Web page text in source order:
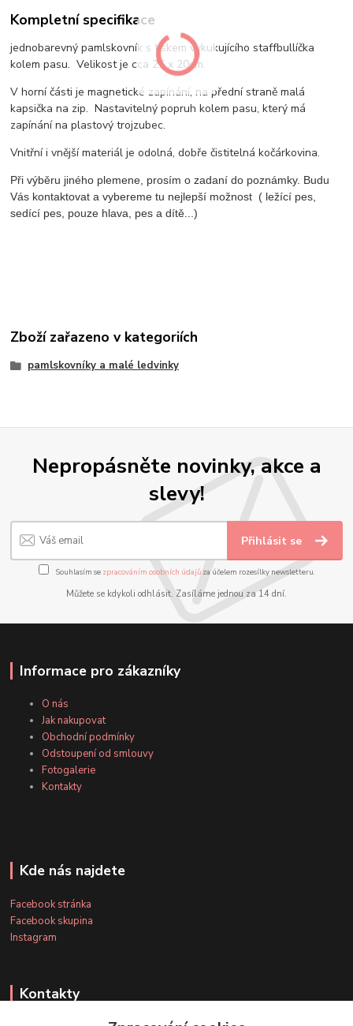
Kompletní specifikace
jednobarevný pamlskovník s tiskem vykukujícího staffbullíčka
kolem pasu. Velikost je cca 25 x 20cm.
V horní části je magnetické zapínání, na přední straně malá
kapsička na zip. Nastavitelný popruh kolem pasu, který má
zapínání na plastový trojzubec.
Vnitřní i vnější materiál je odolná, dobře čistitelná kočárkovina.
Při výběru jiného plemene, prosím o zadaní do poznámky. Budu
Vás kontaktovat a vybereme tu nejlepší možnost ( ležící pes,
sedící pes, pouze hlava, pes a dítě...)
Zboží zařazeno v kategoriích
pamlskovníky a malé ledvinky
Nepropásněte novinky, akce a
slevy!
Přihlásit se
Souhlasím se zpracováním osobních údajůza účelem rozesílky newsletteru.
Můžete se kdykoli odhlásit. Zasíláme jednou za 14 dní.
Informace pro zákazníky
O nás
Jak nakupovat
Obchodní podmínky
Odstoupení od smlouvy
Fotogalerie
Kontakty
Kde nás najdete
Facebook stránka
Facebook skupina
Instagram
Kontakty